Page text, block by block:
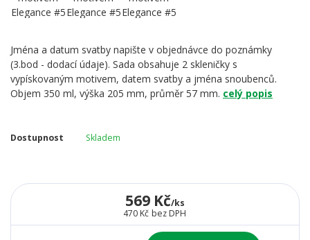
Jména a datum svatby napište v objednávce do poznámky
(3.bod - dodací údaje). Sada obsahuje 2 skleničky s
vypískovaným motivem, datem svatby a jména snoubenců.
Objem 350 ml, výška 205 mm, průměr 57 mm. celý popis
Dostupnost Skladem
569 Kč/ks
470 Kč bez DPH